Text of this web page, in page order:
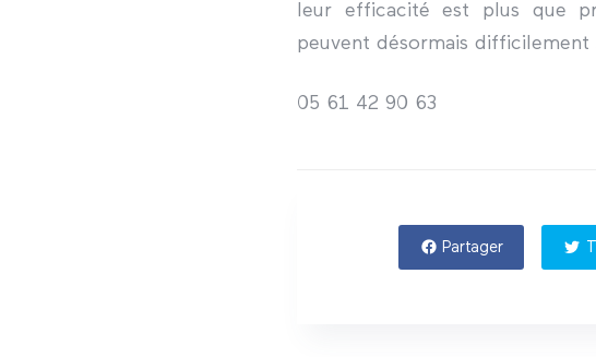
leur efficacité est plus que
peuvent désormais difficilement
05 61 42 90 63
Partager